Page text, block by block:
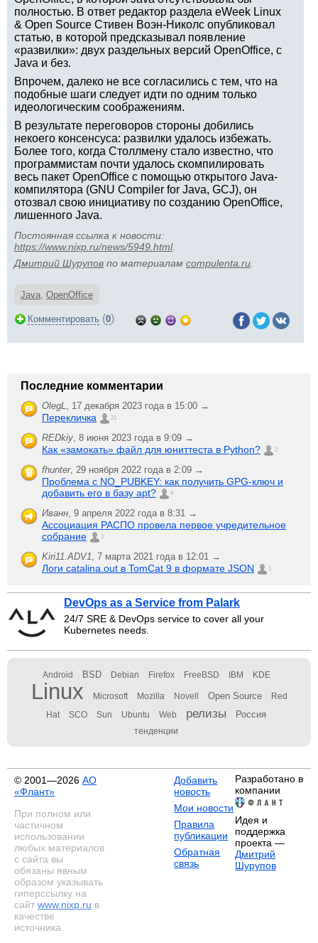
полностью. В ответ редактор раздела eWeek Linux
& Open Source Стивен Воэн-Николс опубликовал
статью, в которой предсказывал появление
«развилки»: двух раздельных версий OpenOffice, с
Java и без.
Впрочем, далеко не все согласились с тем, что на
подобные шаги следует идти по одним только
идеологическим соображениям.
В результате переговоров стороны добились
некоего консенсуса: развилки удалось избежать.
Более того, когда Столлмену стало известно, что
программистам почти удалось скомпилировать
весь пакет OpenOffice с помощью открытого Java-
компилятора (GNU Compiler for Java, GCJ), он
отозвал свою инициативу по созданию OpenOffice,
лишенного Java.
Постоянная ссылка к новости:
https://www.nixp.ru/news/5949.html.
Дмитрий Шурупов по материалам compulenta.ru
Java, OpenOffice
Комментировать (0)
Последние комментарии
OlegL, 17 декабря 2023 года в 15:00 →
Перекличка 21
REDkiy, 8 июня 2023 года в 9:09 →
Как «замокать» файл для юниттеста в Python? 2
fhunter, 29 ноября 2022 года в 2:09 →
Проблема с NO_PUBKEY: как получить GPG-ключ и
добавить его в базу apt?
6
Иванн, 9 апреля 2022 года в 8:31 →
Ассоциация РАСПО провела первое учредительное
собрание
1
Kiri11.ADV1, 7 марта 2021 года в 12:01 →
Логи catalina.out в TomCat 9 в формате JSON 1
DevOps as a Service from Palark
24/7 SRE & DevOps service to cover all your
Kubernetes needs.
Android BSD Debian Firefox FreeBSD IBM KDE
Linux Microsoft Mozilla Novell Open Source Red
Hat SCO Sun Ubuntu Web релизы Россия
тенденции
© 2001—2026 АО
«Флант»
При полном или
частичном
использовании
любых материалов
с сайта вы
обязаны явным
образом указывать
гиперссылку на
сайт www.nixp.ru в
качестве
источника.
Добавить
новость
Мои новости
Правила
публикации
Обратная
связь
Разработано в
компании
Идея и
поддержка
проекта —
Дмитрий
Шурупов